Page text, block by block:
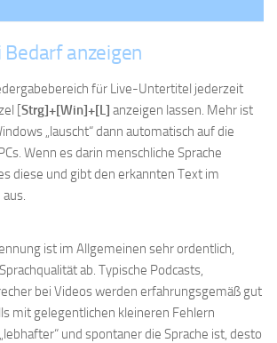
anzeigen
für Live-Untertitel jederzeit
[Strg]+[Win]+[L] anzeigen lassen. Mehr ist
„lauscht“ dann automatisch auf die
Wenn es darin menschliche Sprache
diese und gibt den erkannten Text im
ist im Allgemeinen sehr ordentlich,
ab. Typische Podcasts,
bei Videos werden erfahrungsgemäß gut
mit gelegentlichen kleineren Fehlern
und spontaner die Sprache ist, desto